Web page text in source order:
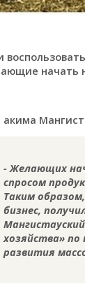
начать
- Желающих
спросом
Таким
бизнес,
хозяйства»
развития